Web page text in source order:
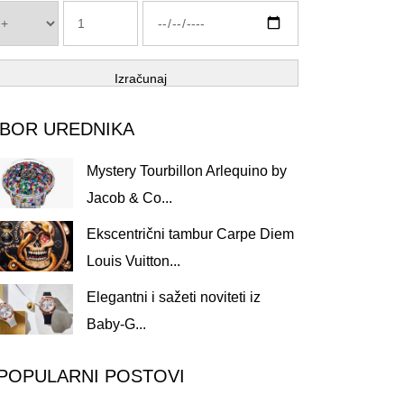
Izračunaj
UREDNIKA
Mystery Tourbillon Arlequino by
Jacob & Co...
Ekscentrični tambur Carpe Diem
Louis Vuitton...
Elegantni i sažeti noviteti iz
Baby-G...
POSTOVI